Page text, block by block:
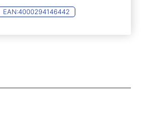
EAN:4000294146442